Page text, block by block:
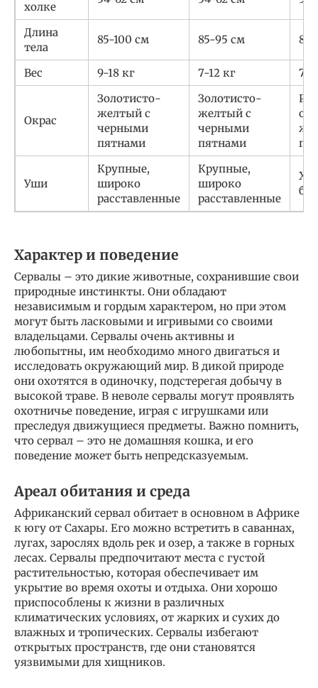
холке
Длина
тела
85-100 см 85-95 см 85-
Вес 9-18 кг 7-12 кг 7-
Окрас
Золотисто-
желтый с
черными
пятнами
Золотисто-
желтый с
черными
пятнами
Уши
Крупные,
широко
расставленные
Крупные,
широко
расставленные
Характер и поведение
Сервалы – это дикие животные, сохранившие свои
природные инстинкты. Они обладают
независимым и гордым характером, но при этом
могут быть ласковыми и игривыми со своими
владельцами. Сервалы очень активны и
любопытны, им необходимо много двигаться и
исследовать окружающий мир. В дикой природе
они охотятся в одиночку, подстерегая добычу в
высокой траве. В неволе сервалы могут проявлять
охотничье поведение, играя с игрушками или
преследуя движущиеся предметы. Важно помнить,
что сервал – это не домашняя кошка, и его
поведение может быть непредсказуемым.
Ареал обитания и среда
Африканский сервал обитает в основном в Африке
к югу от Сахары. Его можно встретить в саваннах,
лугах, зарослях вдоль рек и озер, а также в горных
лесах. Сервалы предпочитают места с густой
растительностью, которая обеспечивает им
укрытие во время охоты и отдыха. Они хорошо
приспособлены к жизни в различных
климатических условиях, от жарких и сухих до
влажных и тропических. Сервалы избегают
открытых пространств, где они становятся
уязвимыми для хищников.